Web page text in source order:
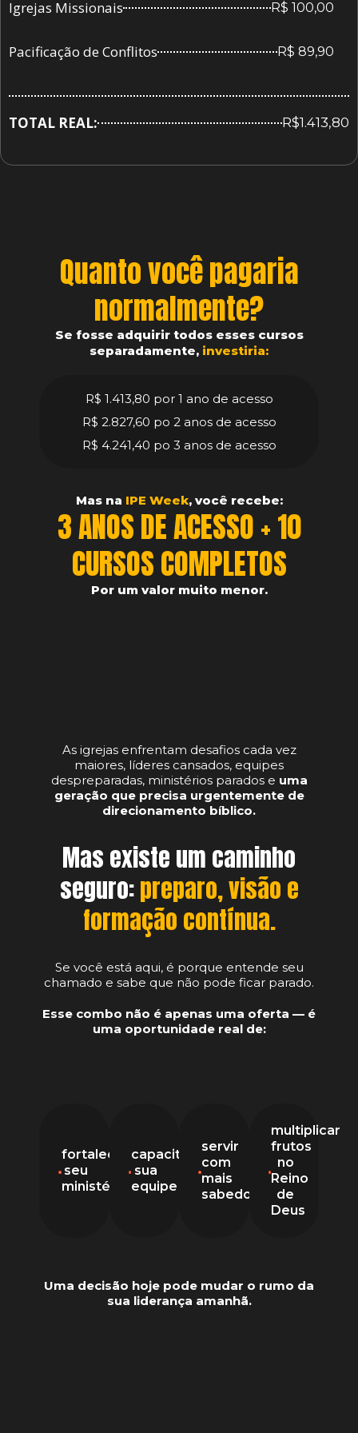
Igrejas Missionais R$ 100,00
Pacificação de Conflitos R$ 89,90
TOTAL REAL: R$1.413,80
Quanto você pagaria
normalmente?
Se fosse adquirir todos esses cursos
separadamente, investiria:
R$ 1.413,80 por 1 ano de acesso
R$ 2.827,60 po 2 anos de acesso
R$ 4.241,40 po 3 anos de acesso
Mas na IPE Week, você recebe:
3 ANOS DE ACESSO + 10
CURSOS COMPLETOS
Por um valor muito menor.
As igrejas enfrentam desafios cada vez
maiores, líderes cansados, equipes
despreparadas, ministérios parados e uma
geração que precisa urgentemente de
direcionamento bíblico.
Mas existe um caminho
seguro:preparo, visão e
formação contínua.
Se você está aqui, é porque entende seu
chamado e sabe que não pode ficar parado.
Esse combo não é apenas uma oferta — é
uma oportunidade real de:
fortalecer
seu
ministério
capacitar
sua
equipe
servir
com
mais
sabedoria
multiplicar
frutos
no
Reino
de
Deus
Uma decisão hoje pode mudar o rumo da
sua liderança amanhã.